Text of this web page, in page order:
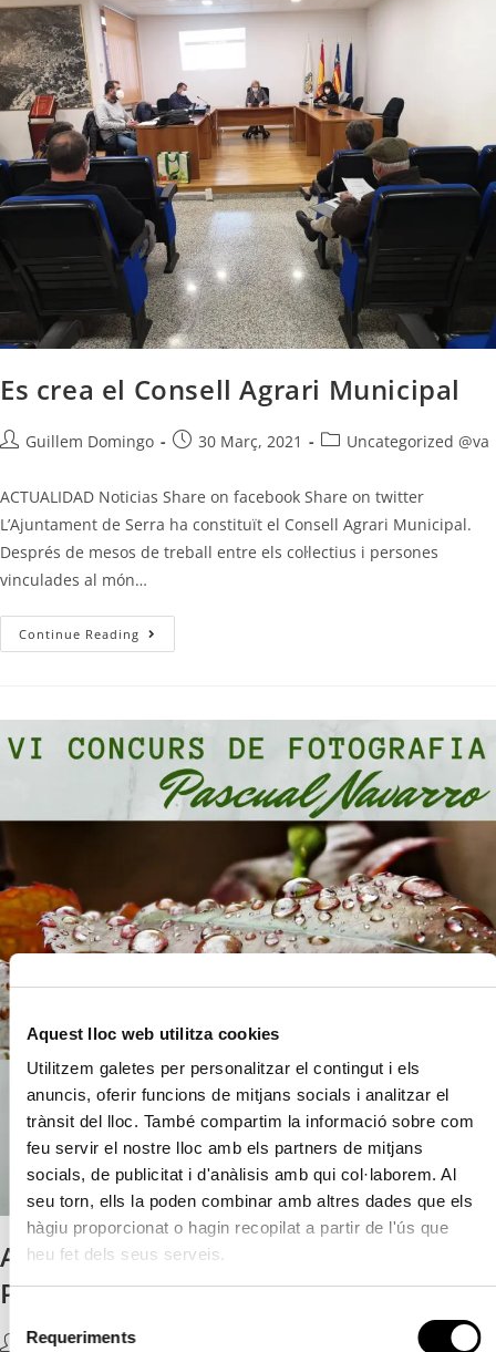
Aquest lloc web utilitza cookies
Utilitzem galetes per personalitzar el contingut i els
anuncis, oferir funcions de mitjans socials i analitzar el
trànsit del lloc. També compartim la informació sobre com
feu servir el nostre lloc amb els partners de mitjans
socials, de publicitat i d'anàlisis amb qui col·laborem. Al
seu torn, ells la poden combinar amb altres dades que els
hàgiu proporcionat o hagin recopilat a partir de l'ús que
heu fet dels seus serveis.
e
Requeriments
Es crea el Consell Agrari Municipal
Guillem Domingo 30 Març, 2021 Uncategorized @va
ACTUALIDAD Noticias Share on facebook Share on twitter
L’Ajuntament de Serra ha constituït el Consell Agrari Municipal.
Després de mesos de treball entre els col·lectius i persones
vinculades al món…
Continue Reading
Arriba el VI concurs de fotografia
Pascual Navarro
Guillem Domingo Uncategorized @va